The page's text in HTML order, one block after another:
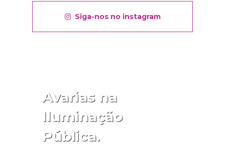
Siga-nos no instagram
Avarias na
Iluminação
Pública.